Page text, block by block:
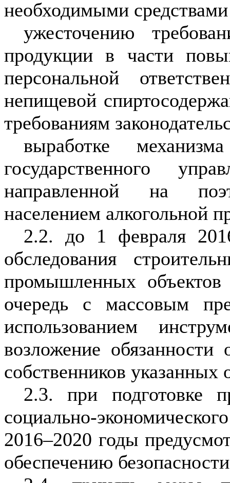
необходимыми
ужесточению
продукции в части
персональной
непищевой
требованиям
выработке
государственного
направленной на
населением алкогольной
2.2. до 1 февраля
обследования
промышленных
очередь с массовым
использованием
возложение обязанности
собственников указанных
2.3. при подготовке
социально-
2016–2020 годы
обеспечению